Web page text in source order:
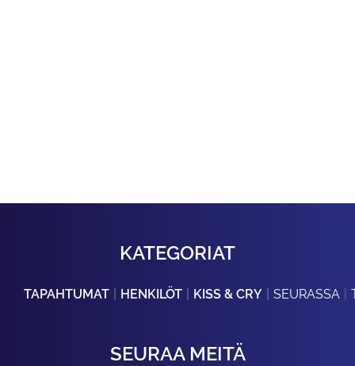
KATEGORIAT
TAPAHTUMAT HENKILÖT KISS & CRY SEURASSA
SEURAA MEITÄ